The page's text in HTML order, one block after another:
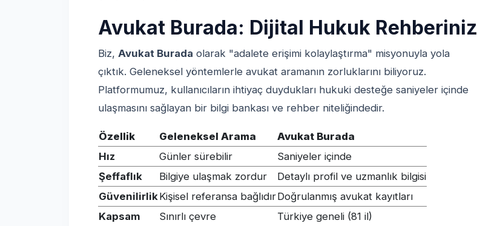
Avukat Burada: Dijital Hukuk Rehberiniz
Biz, Avukat Burada olarak "adalete erişimi kolaylaştırma" misyonuyla yola
çıktık. Geleneksel yöntemlerle avukat aramanın zorluklarını biliyoruz.
Platformumuz, kullanıcıların ihtiyaç duydukları hukuki desteğe saniyeler içinde
ulaşmasını sağlayan bir bilgi bankası ve rehber niteliğindedir.
Özellik Geleneksel Arama
Avukat Burada
Hız
Günler sürebilir
Saniyeler içinde
Şeffaflık
Bilgiye ulaşmak zordur
Detaylı profil ve uzmanlık bilgisi
GüvenilirlikKişisel referansa bağlıdırDoğrulanmış avukat kayıtları
Kapsam
Sınırlı çevre Türkiye geneli (81 il)